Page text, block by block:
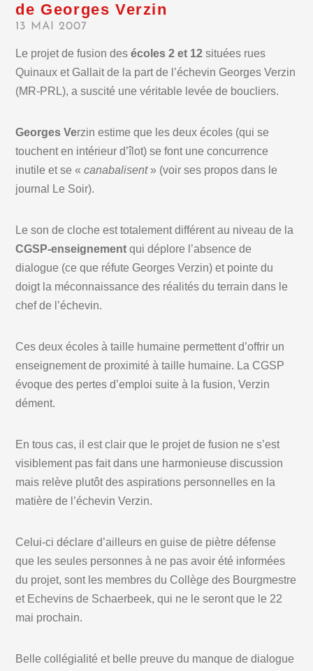
de Georges Verzin
13 MAI 2007
Le projet de fusion desécoles 2 et 12 situées rues
Quinaux et Gallait de la part de l’échevin Georges Verzin
(MR-PRL), a suscité une véritable levée de boucliers.
Georges Verzin estime que les deux écoles (qui se
touchent en intérieur d’îlot) se font une concurrence
inutile et se «canabalisent» (voir ses propos dans le
journal Le Soir).
Le son de cloche est totalement différent au niveau de la
CGSP-enseignement qui déplore l’absence de
dialogue (ce que réfute Georges Verzin) et pointe du
doigt la méconnaissance des réalités du terrain dans le
chef de l’échevin.
Ces deux écoles à taille humaine permettent d’offrir un
enseignement de proximité à taille humaine. La CGSP
évoque des pertes d’emploi suite à la fusion, Verzin
dément.
En tous cas, il est clair que le projet de fusion ne s’est
visiblement pas fait dans une harmonieuse discussion
mais relève plutôt des aspirations personnelles en la
matière de l’échevin Verzin.
Celui-ci déclare d’ailleurs en guise de piètre défense
que les seules personnes à ne pas avoir été informées
du projet, sont les membres du Collège des Bourgmestre
et Echevins de Schaerbeek, qui ne le seront que le 22
mai prochain.
Belle collégialité et belle preuve du manque de dialogue